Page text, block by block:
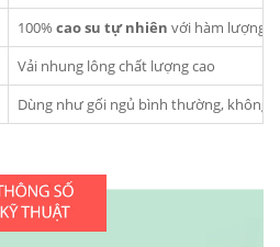
100% cao su tự nhiên với hàm lượng
Vải nhung lông chất lượng cao
Dùng như gối ngủ bình thường, không